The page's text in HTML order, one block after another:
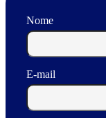
Nome
E-mail